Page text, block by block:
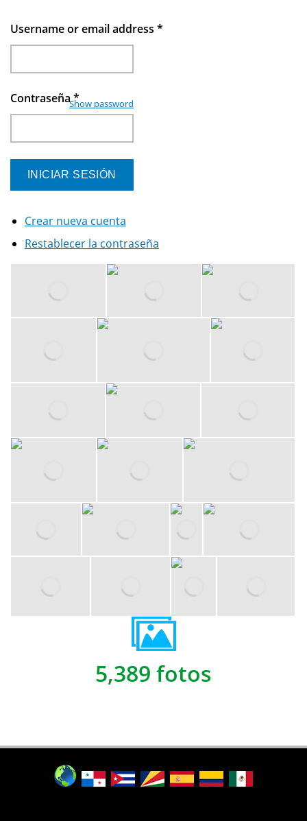
Username or email address *
Contraseña*
Show password
Crear nueva cuenta
Restablecer la contraseña
5,389 fotos